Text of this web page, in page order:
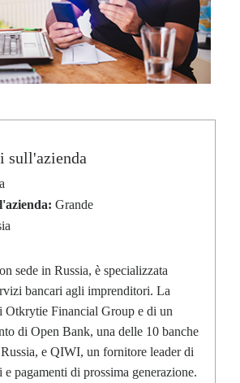
sull'azienda
Grande
sede in Russia, è specializzata
bancari agli imprenditori. La
Otkrytie Financial Group e di un
di Open Bank, una delle 10 banche
e QIWI, un fornitore leader di
pagamenti di prossima generazione.